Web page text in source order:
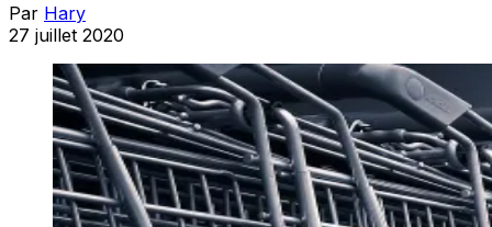
Par Hary
27 juillet 2020